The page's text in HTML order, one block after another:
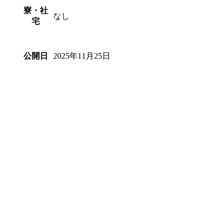
寮・社
宅
なし
公開日 2025年11月25日